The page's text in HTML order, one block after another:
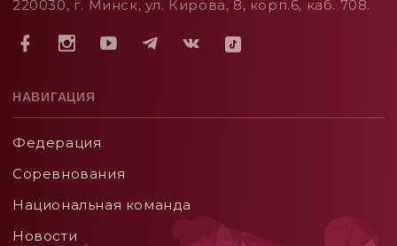
220030, г. Минск, ул. Кирова, 8, корп.6, каб. 708.
НАВИГАЦИЯ
Федерация
Соревнования
Национальная команда
Новости